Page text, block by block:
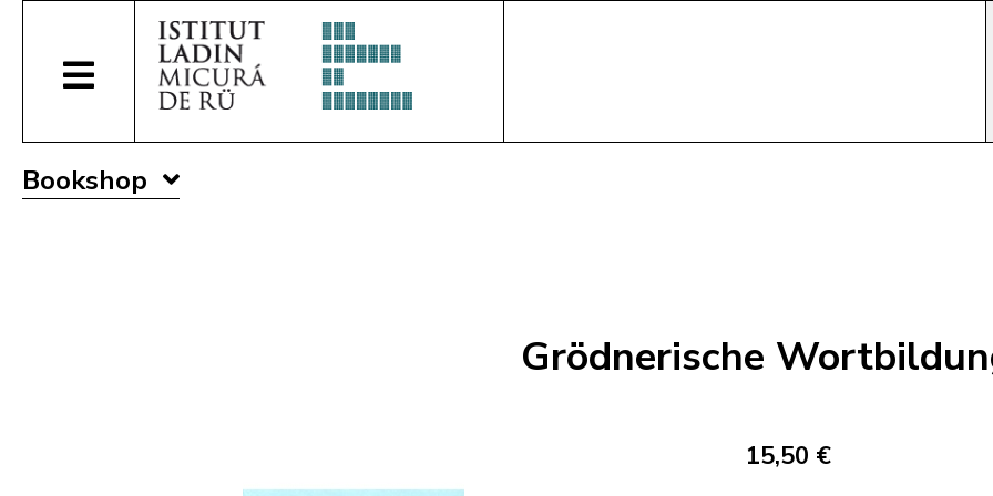
Bookshop
Grödnerische
15,50 €